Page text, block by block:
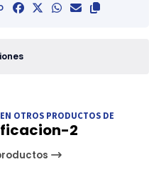
OTROS PRODUCTOS DE
2